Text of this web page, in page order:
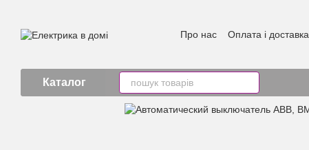
Про нас Оплата і доставка
Каталог